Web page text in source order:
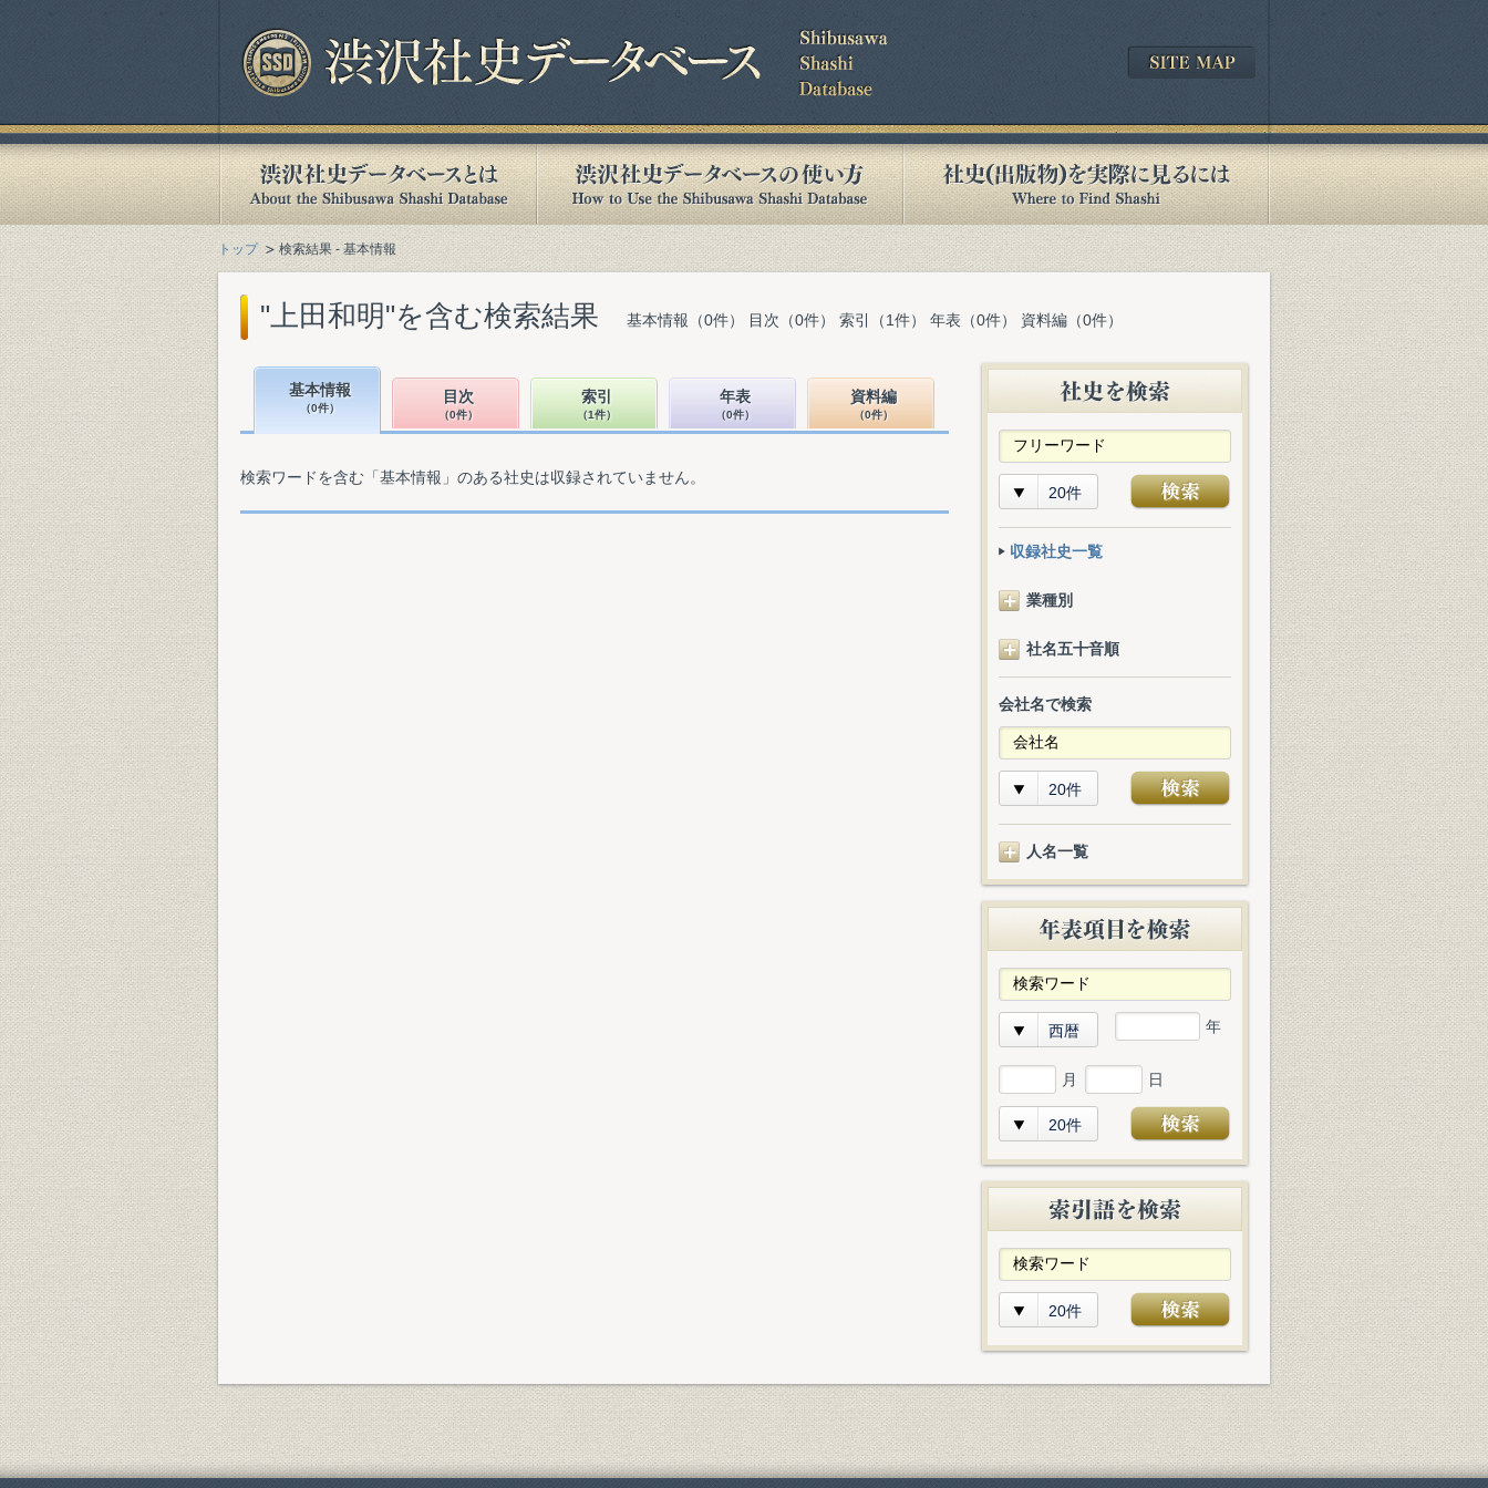
トップ 検索結果 - 基本情報
"上田和明"を含む検索結果 基本情報（0件） 目次（0件） 索引（1件） 年表（0件） 資料編（0件）
基本情報
（0件）
目次
（0件）
索引
（1件）
年表
（0件）
資料編
（0件）
検索ワードを含む「基本情報」のある社史は収録されていません。
20件
収録社史一覧
業種別
社名五十音順
会社名で検索
20件
人名一覧
西暦 年
月 日
20件
20件